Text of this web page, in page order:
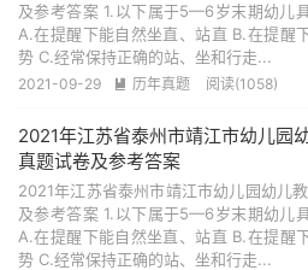
及参考答案 1.以下属于5—6岁末期幼儿
A.在提醒下能自然坐直、站直 B.在提醒
势 C.经常保持正确的站、坐和行走...
2021-09-29  历年真题 阅读(1058)
2021年江苏省泰州市靖江市幼儿园
真题试卷及参考答案
2021年江苏省泰州市靖江市幼儿园幼儿
及参考答案 1.以下属于5—6岁末期幼儿
A.在提醒下能自然坐直、站直 B.在提醒
势 C.经常保持正确的站、坐和行走...